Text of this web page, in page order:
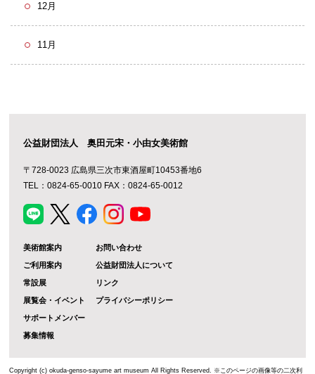
12月
11月
公益財団法人 奥田元宋・小由女美術館
〒728-0023 広島県三次市東酒屋町10453番地6
TEL：0824-65-0010 FAX：0824-65-0012
美術館案内
ご利用案内
常設展
展覧会・イベント
サポートメンバー
募集情報
お問い合わせ
公益財団法人について
リンク
プライバシーポリシー
Copyright (c) okuda-genso-sayume art museum All Rights Reserved. ※このページの画像等の二次利